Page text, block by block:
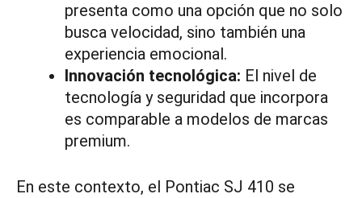
presenta como una opción que no solo
busca velocidad, sino también una
experiencia emocional.
Innovación tecnológica: El nivel de
tecnología y seguridad que incorpora
es comparable a modelos de marcas
premium.
En este contexto, el Pontiac SJ 410 se